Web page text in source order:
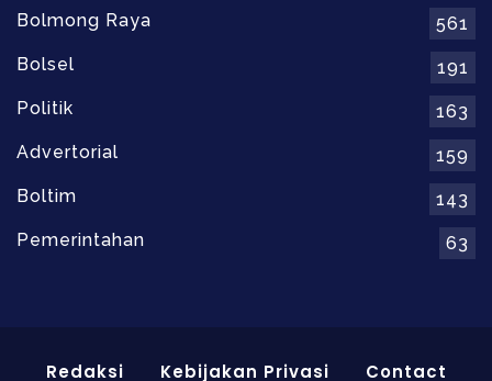
Bolmong Raya
561
Bolsel
191
Politik
163
Advertorial
159
Boltim
143
Pemerintahan
63
Redaksi Kebijakan Privasi Contact